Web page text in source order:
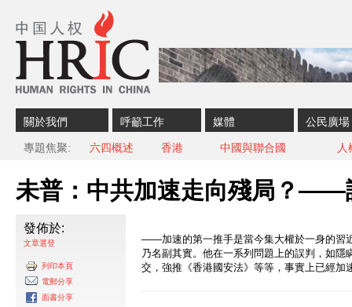
關於我們 呼籲工作 媒體 公民廣場
專題焦聚 六四概述 香港 中國與聯合國 人
未普：中共加速走向殘局？——
發佈於:
文章選登
列印本頁
電郵分享
面書分享
——加速的第一推手是當今集大權於一身的習
乃名副其實。他在一系列問題上的誤判，如隱
交，強推《香港國安法》等等，事實上已經加